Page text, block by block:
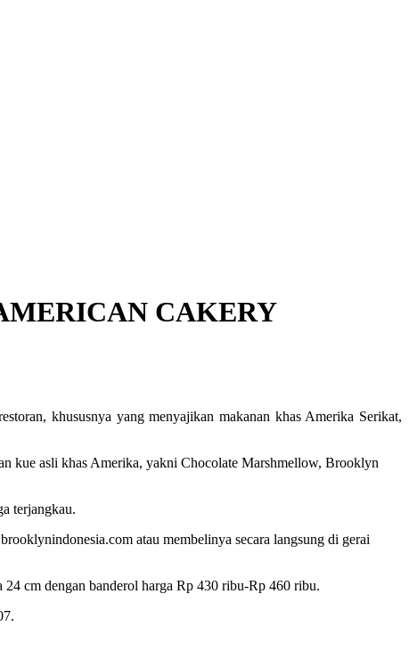
CAKERY
khususnya yang menyajikan makanan khas Amerika Serikat,
kue asli khas Amerika, yakni Chocolate Marshmellow, Brooklyn
terjangkau.
atau membelinya secara langsung di gerai
cm dengan banderol harga Rp 430 ribu-Rp 460 ribu.